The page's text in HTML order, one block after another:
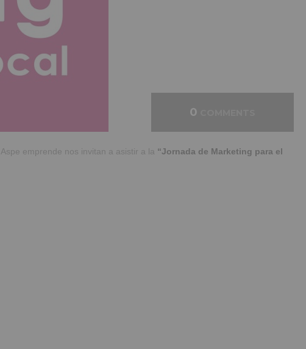
0
Aspe emprende nos invitan a asistir a la “Jornada de Marketing para el